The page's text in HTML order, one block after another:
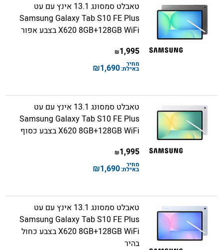
טאבלט סמסונג 13.1 אינץ עם עט
Samsung Galaxy Tab S10 FE Plus
X620 8GB+128GB WiFi בצבע אפור
1,995
₪
מחיר
באילת:1,690
₪
טאבלט סמסונג 13.1 אינץ עם עט
Samsung Galaxy Tab S10 FE Plus
X620 8GB+128GB WiFi בצבע כסוף
1,995
₪
מחיר
באילת:1,690
₪
טאבלט סמסונג 13.1 אינץ עם עט
Samsung Galaxy Tab S10 FE Plus
X620 8GB+128GB WiFi בצבע כחול
בהיר